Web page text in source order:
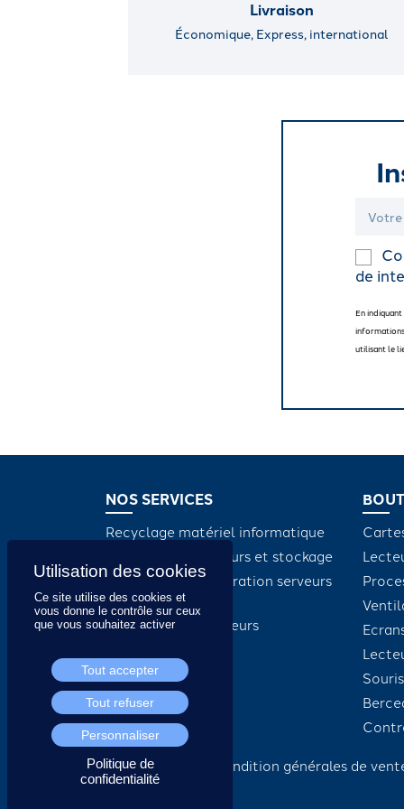
Livraison
Économique, Express, international
de
En
utilisant le
NOS SERVICES
Recyclage matériel informatique
Maintenance serveurs et stockage
Dépannage et réparation serveurs
et stockage
Intégration de serveurs
Souris
Condition générales de
Ce site utilise des cookies et
vous donne le contrôle sur ceux
que vous souhaitez activer
Tout accepter
Tout refuser
Personnaliser
Politique de
confidentialité